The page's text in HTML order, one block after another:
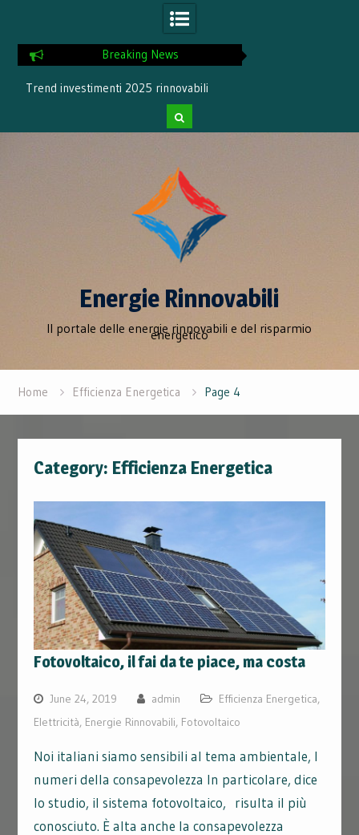
Breaking News
2025 rinnovabili
Incremento del 10% dell’energia
Energie Rinnovabili
Il portale delle energie rinnovabili e del risparmio
energetico
Home Efficienza Energetica Page 4
Category: Efficienza Energetica
Fotovoltaico, il fai da te piace, ma costa
June 24, 2019 admin Efficienza Energetica,
Elettricità, Energie Rinnovabili, Fotovoltaico
Noi italiani siamo sensibili al tema ambientale, I
numeri della consapevolezza In particolare, dice
lo studio, il sistema fotovoltaico, risulta il più
conosciuto. È alta anche la consapevolezza